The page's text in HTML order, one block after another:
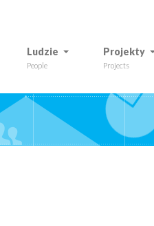
Ludzie
People
Projekty
Projects